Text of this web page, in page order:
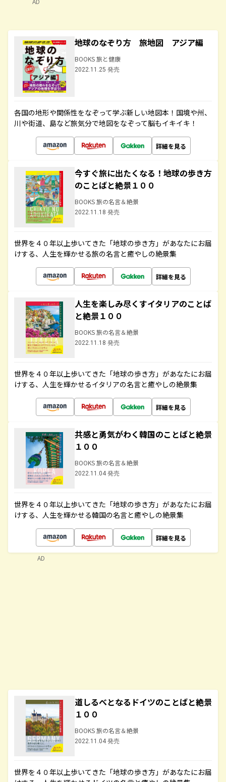
地球のなぞり方 旅地図 アジア編
BOOKS 旅と健康
2022.11.25 発売
各国の地形や関係性をなぞって学ぶ新しい地図本！国境や州、
川や街道、島など旅気分で地図をなぞって脳もイキイキ！
詳細を見る
今すぐ旅に出たくなる！地球の歩き方
のことばと絶景１００
BOOKS 旅の名言＆絶景
2022.11.18 発売
世界を４０年以上歩いてきた「地球の歩き方」があなたにお届
けする、人生を輝かせる旅の名言と癒やしの絶景集
詳細を見る
人生を楽しみ尽くすイタリアのことば
と絶景１００
BOOKS 旅の名言＆絶景
2022.11.18 発売
世界を４０年以上歩いてきた「地球の歩き方」があなたにお届
けする、人生を輝かせるイタリアの名言と癒やしの絶景集
詳細を見る
共感と勇気がわく韓国のことばと絶景
１００
BOOKS 旅の名言＆絶景
2022.11.04 発売
世界を４０年以上歩いてきた「地球の歩き方」があなたにお届
けする、人生を輝かせる韓国の名言と癒やしの絶景集
詳細を見る
道しるべとなるドイツのことばと絶景
１００
BOOKS 旅の名言＆絶景
2022.11.04 発売
世界を４０年以上歩いてきた「地球の歩き方」があなたにお届
AD